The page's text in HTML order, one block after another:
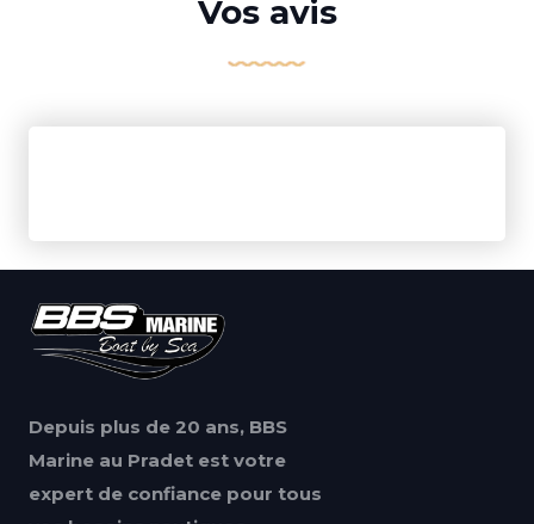
Vos avis
Depuis plus de 20 ans, BBS
Marine au Pradet est votre
expert de confiance pour tous